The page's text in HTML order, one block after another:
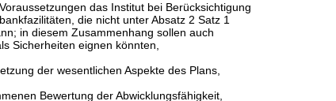
das Institut bei Berücksichtigung
die nicht unter Absatz 2 Satz 1
in diesem Zusammenhang sollen auch
Sicherheiten eignen könnten,
der wesentlichen Aspekte des Plans,
Bewertung der Abwicklungsfähigkeit,